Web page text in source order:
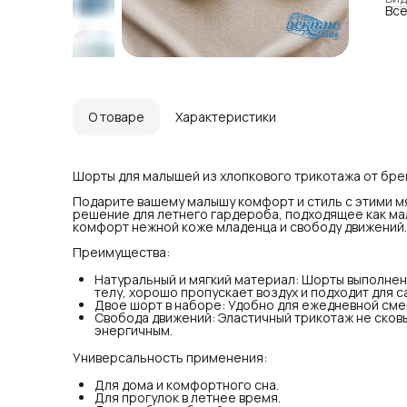
О товаре Характеристики
Шорты для малышей из хлопкового трикотажа от
Подарите вашему малышу комфорт и стиль с этими
решение для летнего гардероба, подходящее как
комфорт нежной коже младенца и свободу движений.
Преимущества:
Натуральный и мягкий материал: Шорты
телу, хорошо пропускает воздух и подходит для
Двое шорт в наборе: Удобно для ежедневной
Свобода движений: Эластичный трикотаж не
энергичным.
Универсальность применения:
Для дома и комфортного сна.
Для прогулок в летнее время.